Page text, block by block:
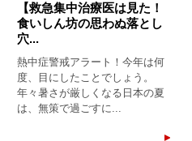
【救急集中治療医は見た！
食いしん坊の思わぬ落とし
穴...
熱中症警戒アラート！今年は何
度、目にしたことでしょう。
年々暑さが厳しくなる日本の夏
は、無策で過ごすに...